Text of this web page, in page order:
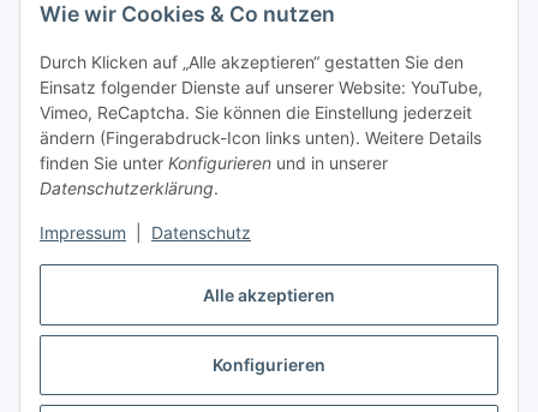
Alle akzeptieren
Konfigurieren
Wie wir Cookies & Co nutzen
Durch Klicken auf „Alle akzeptieren“ gestatten Sie den
Einsatz folgender Dienste auf unserer Website: YouTube,
Vimeo, ReCaptcha. Sie können die Einstellung jederzeit
ändern (Fingerabdruck-Icon links unten). Weitere Details
finden Sie unter Konfigurieren und in unserer
Datenschutzerklärung.
Impressum Datenschutz
Paketdienst und Spedition
Regionaler Lieferservice im Umkreis von ca. 60 Km
Sicherheit
* Alle Preise inkl. gesetzlicher USt., zzgl.Versand